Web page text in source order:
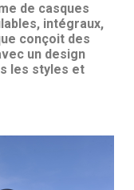
de casques
intégraux,
conçoit des
un design
les styles et